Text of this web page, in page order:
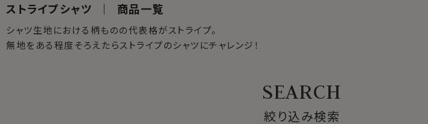
ストライプシャツ ｜ 商品一覧
シャツ生地における柄ものの代表格がストライプ。
無地をある程度そろえたらストライプのシャツにチャレンジ！
絞り込み検索